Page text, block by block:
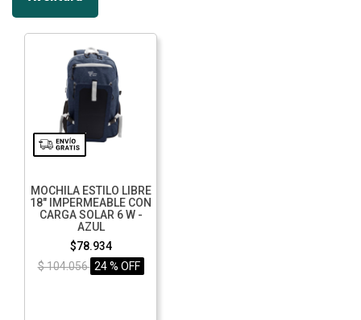
MOCHILA ESTILO LIBRE
18" IMPERMEABLE CON
CARGA SOLAR 6 W -
AZUL
$78.934
$ 104.056 24 % OFF